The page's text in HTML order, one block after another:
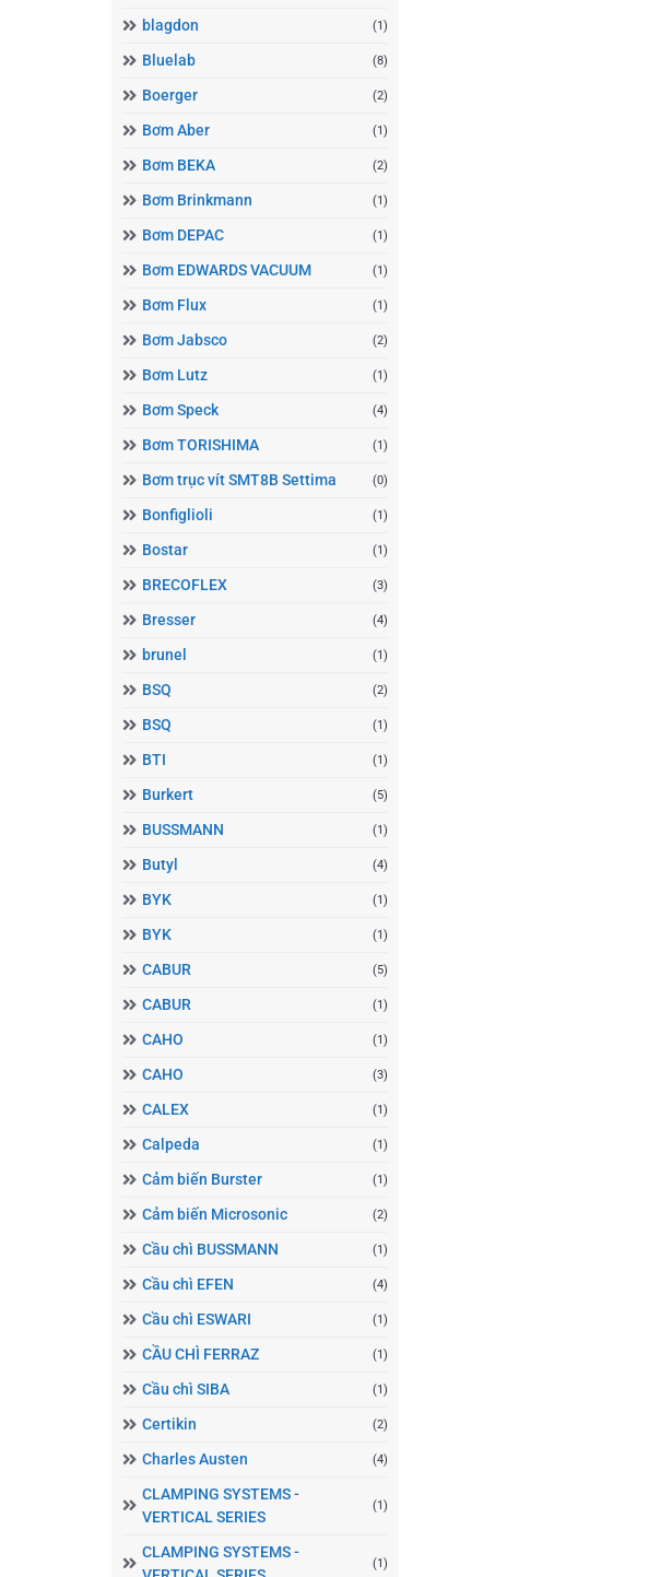
blagdon (1)
Bluelab (8)
Boerger (2)
Bơm Aber (1)
Bơm BEKA (2)
Bơm Brinkmann (1)
Bơm DEPAC (1)
Bơm EDWARDS VACUUM (1)
Bơm Flux (1)
Bơm Jabsco (2)
Bơm Lutz (1)
Bơm Speck (4)
Bơm TORISHIMA (1)
Bơm trục vít SMT8B Settima (0)
Bonfiglioli (1)
Bostar (1)
BRECOFLEX (3)
Bresser (4)
brunel (1)
BSQ (2)
BSQ (1)
BTI (1)
Burkert (5)
BUSSMANN (1)
Butyl (4)
BYK (1)
BYK (1)
CABUR (5)
CABUR (1)
CAHO (1)
CAHO (3)
CALEX (1)
Calpeda (1)
Cảm biến Burster (1)
Cảm biến Microsonic (2)
Cầu chì BUSSMANN (1)
Cầu chì EFEN (4)
Cầu chì ESWARI (1)
CẦU CHÌ FERRAZ (1)
Cầu chì SIBA (1)
Certikin (2)
Charles Austen (4)
CLAMPING SYSTEMS -
VERTICAL SERIES
(1)
CLAMPING SYSTEMS -
(1)